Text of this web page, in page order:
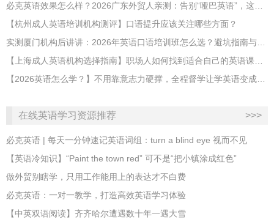
必克英语效果怎么样？2026广东外贸人亲测：告别“哑巴英语”，这才是成年人最高效的自救指南！
【杭州成人英语培训机构测评】口语提升应该关注哪些方面？
实测厦门机构后讲讲：2026年英语口语培训班怎么选？避坑指南与高效学习新范式
【上海成人英语机构选择指南】职场人如何找到适合自己的英语课程？
【2026英语怎么学？】不用靠意志力硬撑，全程督学让学英语变成日常习惯
在线英语学习资源推荐 >>>
必克英语 | 每天一分钟速记英语词组：turn a blind eye 视而不见
​【英语冷知识】“Paint the town red” 可不是“把小镇涂成红色”
做外贸别瞎学，只用工作能用上的表达才不白费
必克英语：一对一教学，打造高效英语学习体验
【中英双语阅读】齐齐哈尔遭遇数十年一遇大雪